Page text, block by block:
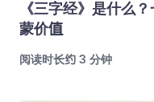
《三字经》是什么
蒙价值
阅读时长约 3 分钟